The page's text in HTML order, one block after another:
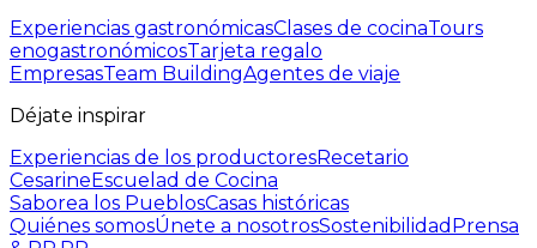
Experiencias gastronómicasClases de cocinaTours
enogastronómicosTarjeta regalo
EmpresasTeam BuildingAgentes de viaje
Déjate inspirar
Experiencias de los productoresRecetario
CesarineEscuelad de Cocina
Saborea los PueblosCasas históricas
Quiénes somosÚnete a nosotrosSostenibilidad Prensa